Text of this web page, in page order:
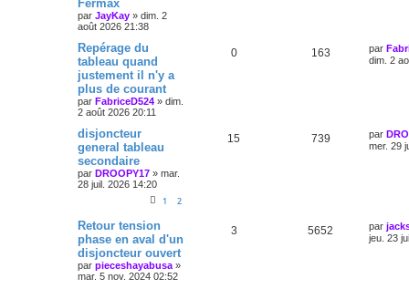
Fermax
par JayKay » dim. 2
août 2026 21:38
Repérage du
tableau quand
justement il n'y a
plus de courant
par FabriceD524 » dim.
2 août 2026 20:11
0 163 par
dim. 2
disjoncteur
general tableau
secondaire
par DROOPY17 » mar.
28 juil. 2026 14:20
1 2
15 739 par
mer. 29
Retour tension
phase en aval d'un
disjoncteur ouvert
par pieceshayabusa »
mar. 5 nov. 2024 02:52
3 5652 par
jeu. 23